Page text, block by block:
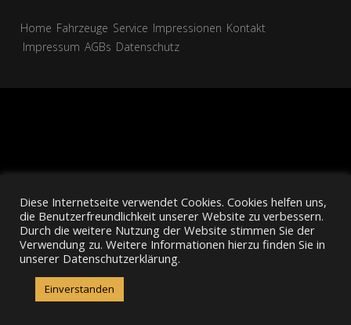
Home Fahrzeuge Service Impressionen Kontakt
Impressum AGBs Datenschutz
Diese Internetseite verwendet Cookies. Cookies helfen uns,
die Benutzerfreundlichkeit unserer Website zu verbessern.
Durch die weitere Nutzung der Website stimmen Sie der
Verwendung zu. Weitere Informationen hierzu finden Sie in
unserer Datenschutzerklärung.
Einverstanden